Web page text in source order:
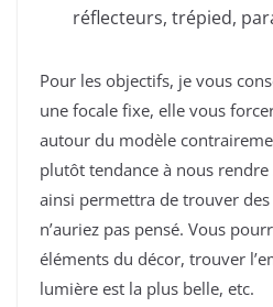
réflecteurs, trépied,
Pour les objectifs, je vous
une focale fixe, elle vous
autour du modèle
plutôt tendance à nous
ainsi permettra de trouver
n’auriez pas pensé. Vous
éléments du décor, trouver
lumière est la plus belle, etc.